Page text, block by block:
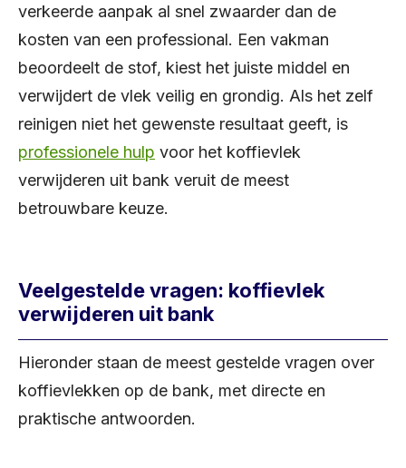
verkeerde aanpak al snel zwaarder dan de
kosten van een professional. Een vakman
beoordeelt de stof, kiest het juiste middel en
verwijdert de vlek veilig en grondig. Als het zelf
reinigen niet het gewenste resultaat geeft, is
professionele hulp voor het koffievlek
verwijderen uit bank veruit de meest
betrouwbare keuze.
Veelgestelde vragen: koffievlek
verwijderen uit bank
Hieronder staan de meest gestelde vragen over
koffievlekken op de bank, met directe en
praktische antwoorden.